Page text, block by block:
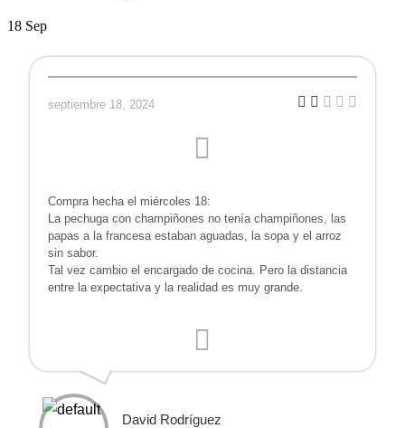
18 Sep
septiembre 18, 2024
Compra hecha el miércoles 18:
La pechuga con champiñones no tenía champiñones, las
papas a la francesa estaban aguadas, la sopa y el arroz
sin sabor.
Tal vez cambio el encargado de cocina. Pero la distancia
entre la expectativa y la realidad es muy grande.
David Rodríguez